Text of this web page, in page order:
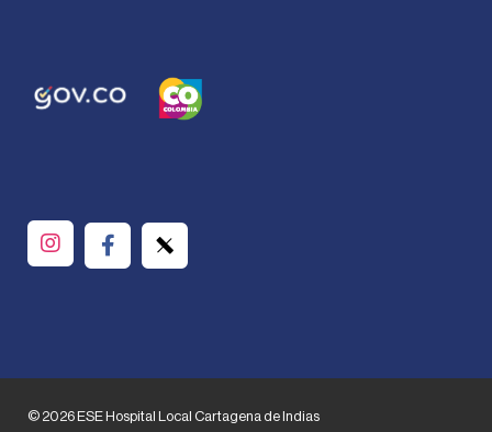
© 2026 ESE Hospital Local Cartagena de Indias